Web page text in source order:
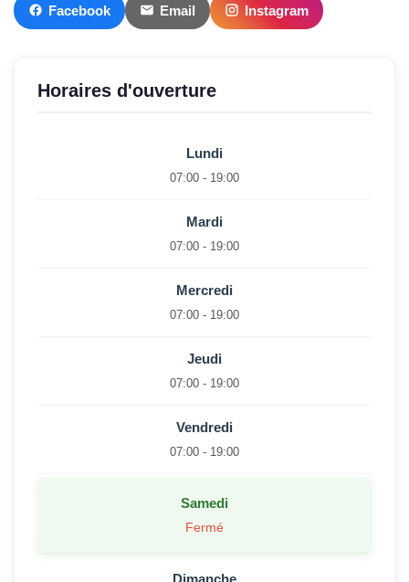
Facebook Email Instagram
Horaires d'ouverture
Lundi
07:00 - 19:00
Mardi
07:00 - 19:00
Mercredi
07:00 - 19:00
Jeudi
07:00 - 19:00
Vendredi
07:00 - 19:00
Samedi
Fermé
Dimanche